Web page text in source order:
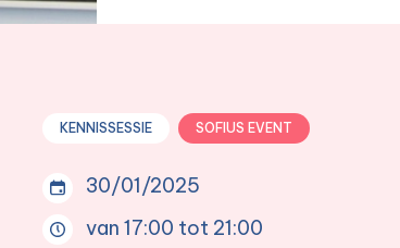
KENNISSESSIE SOFIUS EVENT
30/01/2025
van 17:00 tot 21:00